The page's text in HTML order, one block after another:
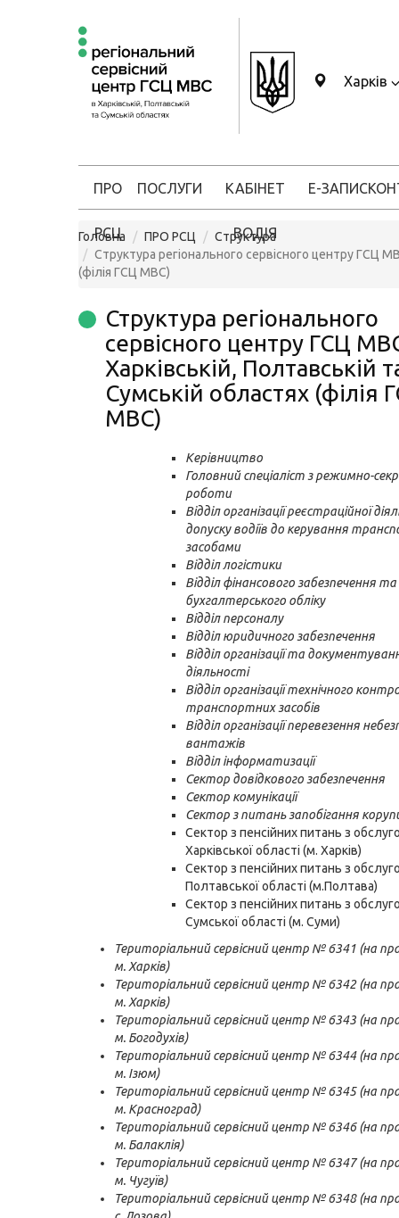
Харків
ПРО
РСЦ
ПОСЛУГИ КАБІНЕТ
ВОДІЯ
Е-ЗАПИС
Головна ПРО РСЦ
Структура
Структура регіонального сервісного центру ГСЦ
(філія ГСЦ МВС)
Структура регіонального
сервісного центру ГСЦ
Харківській, Полтавській
Сумській областях (філія
МВС)
Керівництво
Головний спеціаліст з режимно-
роботи
Відділ організації реєстраційної
допуску водіїв до керування
засобами
Відділ логістики
Відділ фінансового забезпечення та
бухгалтерського обліку
Відділ персоналу
Відділ юридичного забезпечення
Відділ організації та
діяльності
Відділ організації технічного
транспортних засобів
Відділ організації перевезення
вантажів
Відділ інформатизації
Сектор довідкового забезпечення
Сектор комунікації
Сектор з питань запобігання
Сектор з пенсійних питань з
Харківської області (м. Харків)
Сектор з пенсійних питань з
Полтавської області (м.Полтава)
Сектор з пенсійних питань з
Сумської області (м. Суми)
Територіальний сервісний центр № 6341 (на
м. Харків)
Територіальний сервісний центр № 6342 (на
м. Харків)
Територіальний сервісний центр № 6343 (на
м. Богодухів)
Територіальний сервісний центр № 6344 (на
м. Ізюм)
Територіальний сервісний центр № 6345 (на
м. Красноград)
Територіальний сервісний центр № 6346 (на
м. Балаклія)
Територіальний сервісний центр № 6347 (на
м. Чугуїв)
Територіальний сервісний центр № 6348 (на